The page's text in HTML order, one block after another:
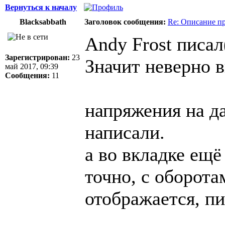
Вернуться к началу
Blacksabbath
Заголовок сообщения: Re: Описание
Зарегистрирован: 23
май 2017, 09:39
Сообщения: 11
Andy Frost
Значит неверно
напряжения на
написали.
а во вкладке
точно, с
отображается,